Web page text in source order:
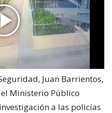
Juan Barrientos,
Ministerio Público
a las policías